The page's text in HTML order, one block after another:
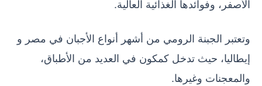
الأصفر، وفوائدها الغذائية العالية.
وتعتبر الجبنة الرومي من أشهر أنواع الأجبان في مصر و
إيطاليا، حيث تدخل كمكون في العديد من الأطباق،
والمعجنات وغيرها.